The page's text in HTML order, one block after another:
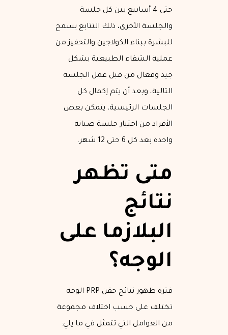
حتى 4 أسابيع بين كل جلسة
والجلسة الأخرى، ذلك التتابع يسمح
للبشرة ببناء الكولاجين والتحفيز من
عملية الشفاء الطبيعية بشكل
جيد وفعال من قبل عمل الجلسة
التالية، وبعد أن يتم إكمال كل
الجلسات الرئيسية، يتمكن بعض
الأفراد من اختيار جلسة صيانة
واحدة بعد كل 6 حتى 12 شهر.
متى تظهر
نتائج
البلازما على
الوجه؟
فترة ظهور نتائج حقن PRP الوجه
تختلف على حسب اختلاف مجموعة
من العوامل التي تتمثل في ما يلي: